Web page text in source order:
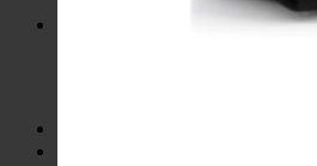
Bazárová ponuka